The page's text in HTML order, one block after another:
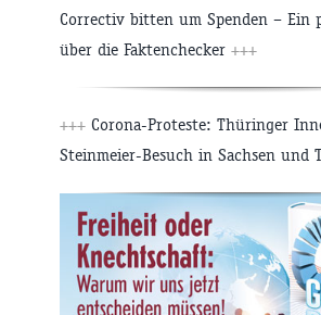
Correctiv bitten um Spenden – Ein
über die Faktenchecker +++
+++ Corona-Proteste: Thüringer
Steinmeier-Besuch in Sachsen und